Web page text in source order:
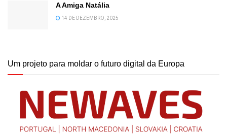
A Amiga Natália
14 DE DEZEMBRO, 2025
Um projeto para moldar o futuro digital da Europa